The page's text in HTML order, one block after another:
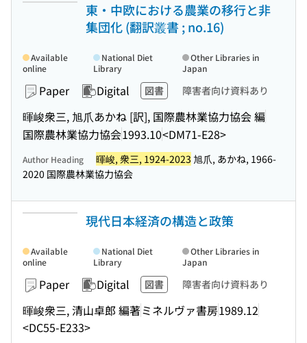
東・中欧における農業の移行と非
集団化 (翻訳叢書 ; no.16)
Paper Digital 図書 障害者向け資料あり
暉峻衆三, 旭爪あかね [訳], 国際農林業協力協会 編
国際農林業協力協会1993.10<DM71-E28>
Available
online
National Diet
Library
Other Libraries in
Japan
Author Heading 暉峻, 衆三, 1924-2023 旭爪, あかね, 1966-
2020 国際農林業協力協会
現代日本経済の構造と政策
Paper Digital 図書 障害者向け資料あり
暉峻衆三, 清山卓郎 編著ミネルヴァ書房1989.12
<DC55-E233>
Available
online
National Diet
Library
Other Libraries in
Japan